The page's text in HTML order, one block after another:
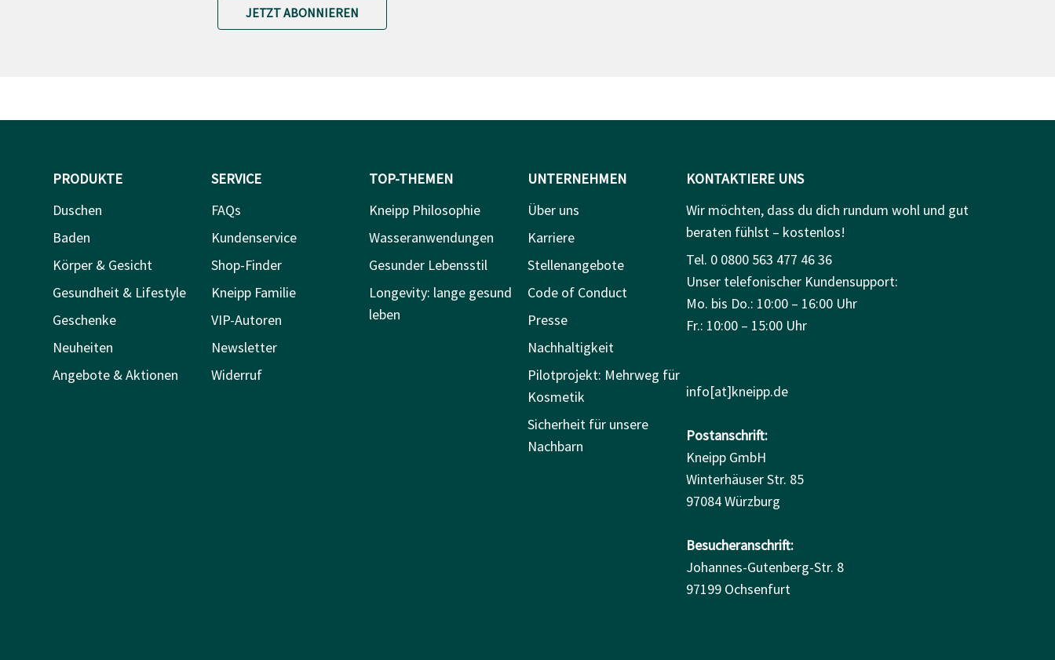
JETZT ABONNIEREN
PRODUKTE
Duschen
Baden
Körper & Gesicht
Gesundheit & Lifestyle
Geschenke
Neuheiten
Angebote & Aktionen
SERVICE
FAQs
Kundenservice
Shop-Finder
Kneipp Familie
VIP-Autoren
Newsletter
Widerruf
TOP-THEMEN
Kneipp Philosophie
Wasseranwendungen
Gesunder Lebensstil
Longevity: lange gesund
leben
UNTERNEHMEN
Über uns
Karriere
Stellenangebote
Code of Conduct
Presse
Nachhaltigkeit
Pilotprojekt: Mehrweg für
Kosmetik
Sicherheit für unsere
Nachbarn
KONTAKTIERE UNS
Wir möchten, dass du dich rundum wohl und gut
beraten fühlst – kostenlos!
Tel. 0 0800 563 477 46 36
Unser telefonischer Kundensupport:
Mo. bis Do.: 10:00 – 16:00 Uhr
Fr.: 10:00 – 15:00 Uhr
info[at]kneipp.de
Postanschrift:
Kneipp GmbH
Winterhäuser Str. 85
97084 Würzburg
Besucheranschrift:
Johannes-Gutenberg-Str. 8
97199 Ochsenfurt